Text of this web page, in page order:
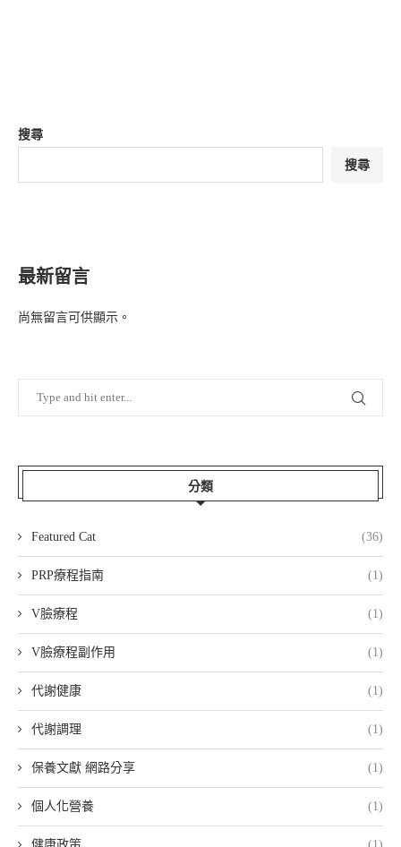
搜尋
搜尋
最新留言
尚無留言可供顯示。
分類
Featured Cat (36)
PRP療程指南 (1)
V臉療程 (1)
V臉療程副作用 (1)
代謝健康 (1)
代謝調理 (1)
保養文獻 網路分享 (1)
個人化營養 (1)